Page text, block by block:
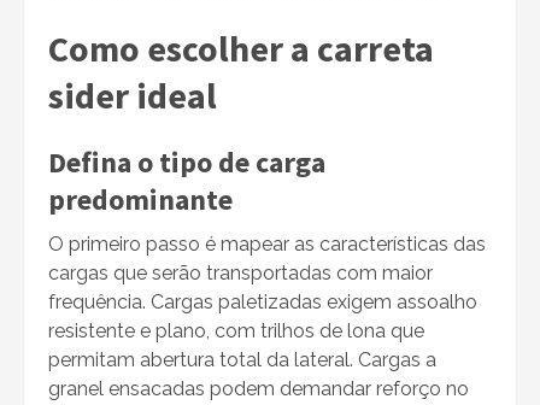
Como escolher a carreta
sider ideal
Defina o tipo de carga
predominante
O primeiro passo é mapear as características das
cargas que serão transportadas com maior
frequência. Cargas paletizadas exigem assoalho
resistente e plano, com trilhos de lona que
permitam abertura total da lateral. Cargas a
granel ensacadas podem demandar reforço no